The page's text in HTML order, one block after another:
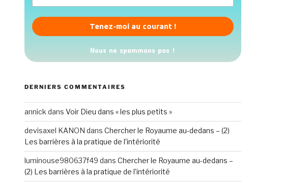
Nous ne spammons pas !
DERNIERS COMMENTAIRES
annick dans Voir Dieu dans « les plus petits »
devisaxel KANON dans Chercher le Royaume au-dedans – (2)
Les barrières à la pratique de l’intériorité
luminouse980637f49 dans Chercher le Royaume au-dedans –
(2) Les barrières à la pratique de l’intériorité